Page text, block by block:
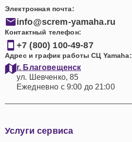
Электронная почта:
info@screm-yamaha.ru
Контактный телефон:
+7 (800) 100-49-87
Адрес и график работы СЦ Yamaha:
г. Благовещенск
ул. Шевченко, 85
Ежедневно с 9:00 до 21:00
Услуги сервиса